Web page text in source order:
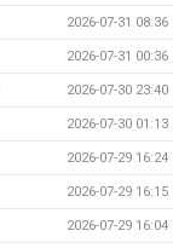
2026-07-31 08:36
2026-07-31 00:36
2026-07-30 23:40
2026-07-30 01:13
2026-07-29 16:24
2026-07-29 16:15
2026-07-29 16:04